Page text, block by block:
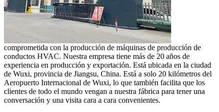
comprometida con la producción de máquinas de producción de
conductos HVAC. Nuestra empresa tiene más de 20 años de
experiencia en producción y exportación. Está ubicada en la ciudad
de Wuxi, provincia de Jiangsu, China. Está a solo 20 kilómetros del
Aeropuerto Internacional de Wuxi, lo que también facilita que los
clientes de todo el mundo vengan a nuestra fábrica para tener una
conversación y una visita cara a cara convenientes.